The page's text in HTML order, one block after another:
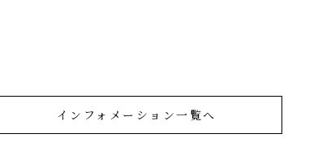
インフォメーション一覧へ